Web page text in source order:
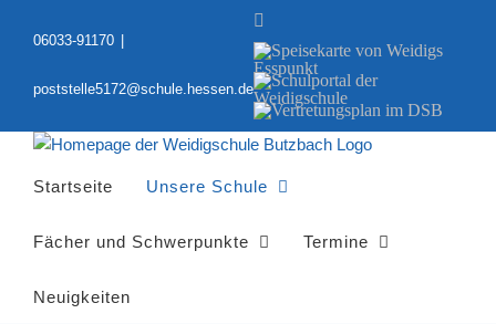
Inhalt06033-91170
poststelle5172@schule.hessen.de
Speisekarte
von
Weidigs
Esspunkt
Schulportal
der
Weidigschule
Vertretungsplan
DSB
Startseite Unsere Schule
Fächer und Schwerpunkte Termine
Neuigkeiten